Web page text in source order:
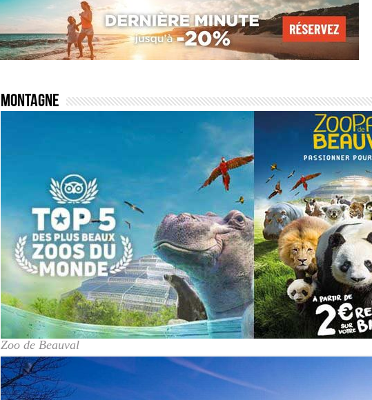
Montagne
Zoo de Beauval